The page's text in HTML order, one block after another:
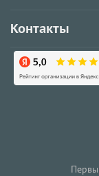
Контакты